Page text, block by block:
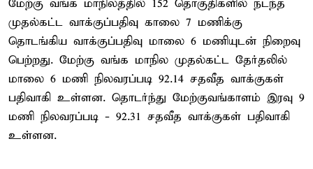
மேற்கு வங்க மாநிலத்தில் 152 தொகுதிகளில் நடந்த
முதல்கட்ட வாக்குப்பதிவு காலை 7 மணிக்கு
தொடங்கிய வாக்குப்பதிவு மாலை 6 மணியுடன் நிறைவு
பெற்றது. மேற்கு வங்க மாநில முதல்கட்ட தேர்தலில்
மாலை 6 மணி நிலவரப்படி 92.14 சதவீத வாக்குகள்
பதிவாகி உள்ளன. தொடர்ந்து மேற்குவங்காளம் இரவு 9
மணி நிலவரப்படி - 92.31 சதவீத வாக்குகள் பதிவாகி
உள்ளன.